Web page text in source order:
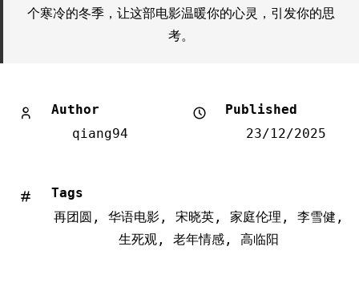
个寒冷的冬季，让这部电影温暖你的心灵，引发你的思
考。
Author
qiang94
Published
23/12/2025
Tags
再团圆 , 华语电影 , 宋晓英 , 家庭伦理 , 李雪健 ,
生死观 , 老年情感 , 高临阳